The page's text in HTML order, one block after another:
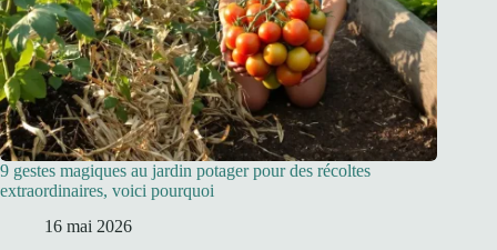
9 gestes magiques au jardin potager pour des récoltes
extraordinaires, voici pourquoi
16 mai 2026